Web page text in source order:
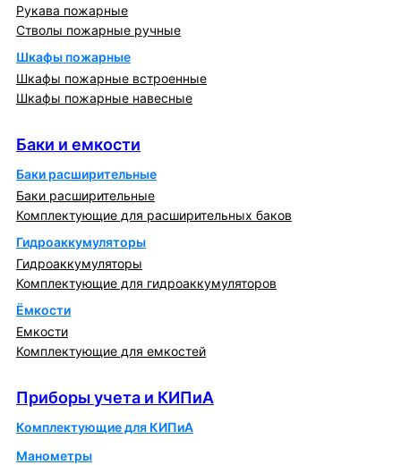
Рукава пожарные
Стволы пожарные ручные
Шкафы пожарные
Шкафы пожарные встроенные
Шкафы пожарные навесные
Баки и емкости
Баки расширительные
Баки расширительные
Комплектующие для расширительных баков
Гидроаккумуляторы
Гидроаккумуляторы
Комплектующие для гидроаккумуляторов
Ёмкости
Емкости
Комплектующие для емкостей
Приборы учета и КИПиА
Комплектующие для КИПиА
Манометры